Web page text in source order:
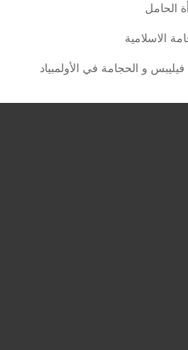
الحامل
الاسلامية
و الحجامة في الأولمبياد